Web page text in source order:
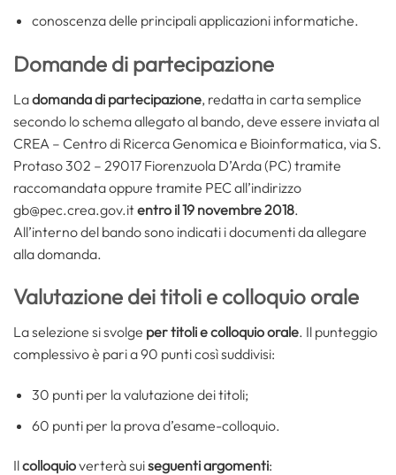
conoscenza delle principali applicazioni informatiche.
Domande di partecipazione
Ladomanda di partecipazione, redatta in carta semplice
secondo lo schema allegato al bando, deve essere inviata al
CREA – Centro di Ricerca Genomica e Bioinformatica, via S.
Protaso 302 – 29017 Fiorenzuola D’Arda (PC) tramite
raccomandata oppure tramite PEC all’indirizzo
gb@pec.crea.gov.itentro il 19 novembre 2018.
All’interno del bando sono indicati i documenti da allegare
alla domanda.
Valutazione dei titoli e colloquio orale
La selezione si svolge per titoli e colloquio orale. Il punteggio
complessivo è pari a 90 punti così suddivisi:
30 punti per la valutazione dei titoli;
60 punti per la prova d’esame-colloquio.
Ilcolloquioverterà suiseguenti argomenti: